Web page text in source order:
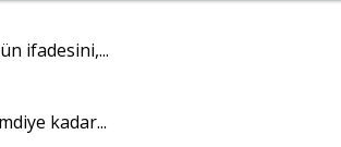
ifadesini,...
kadar...